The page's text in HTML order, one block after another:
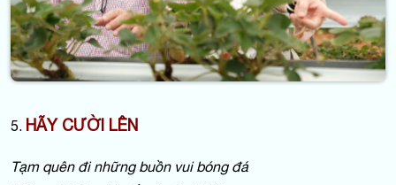
5. HÃY CƯỜI LÊN
Tạm quên đi những buồn vui bóng đá